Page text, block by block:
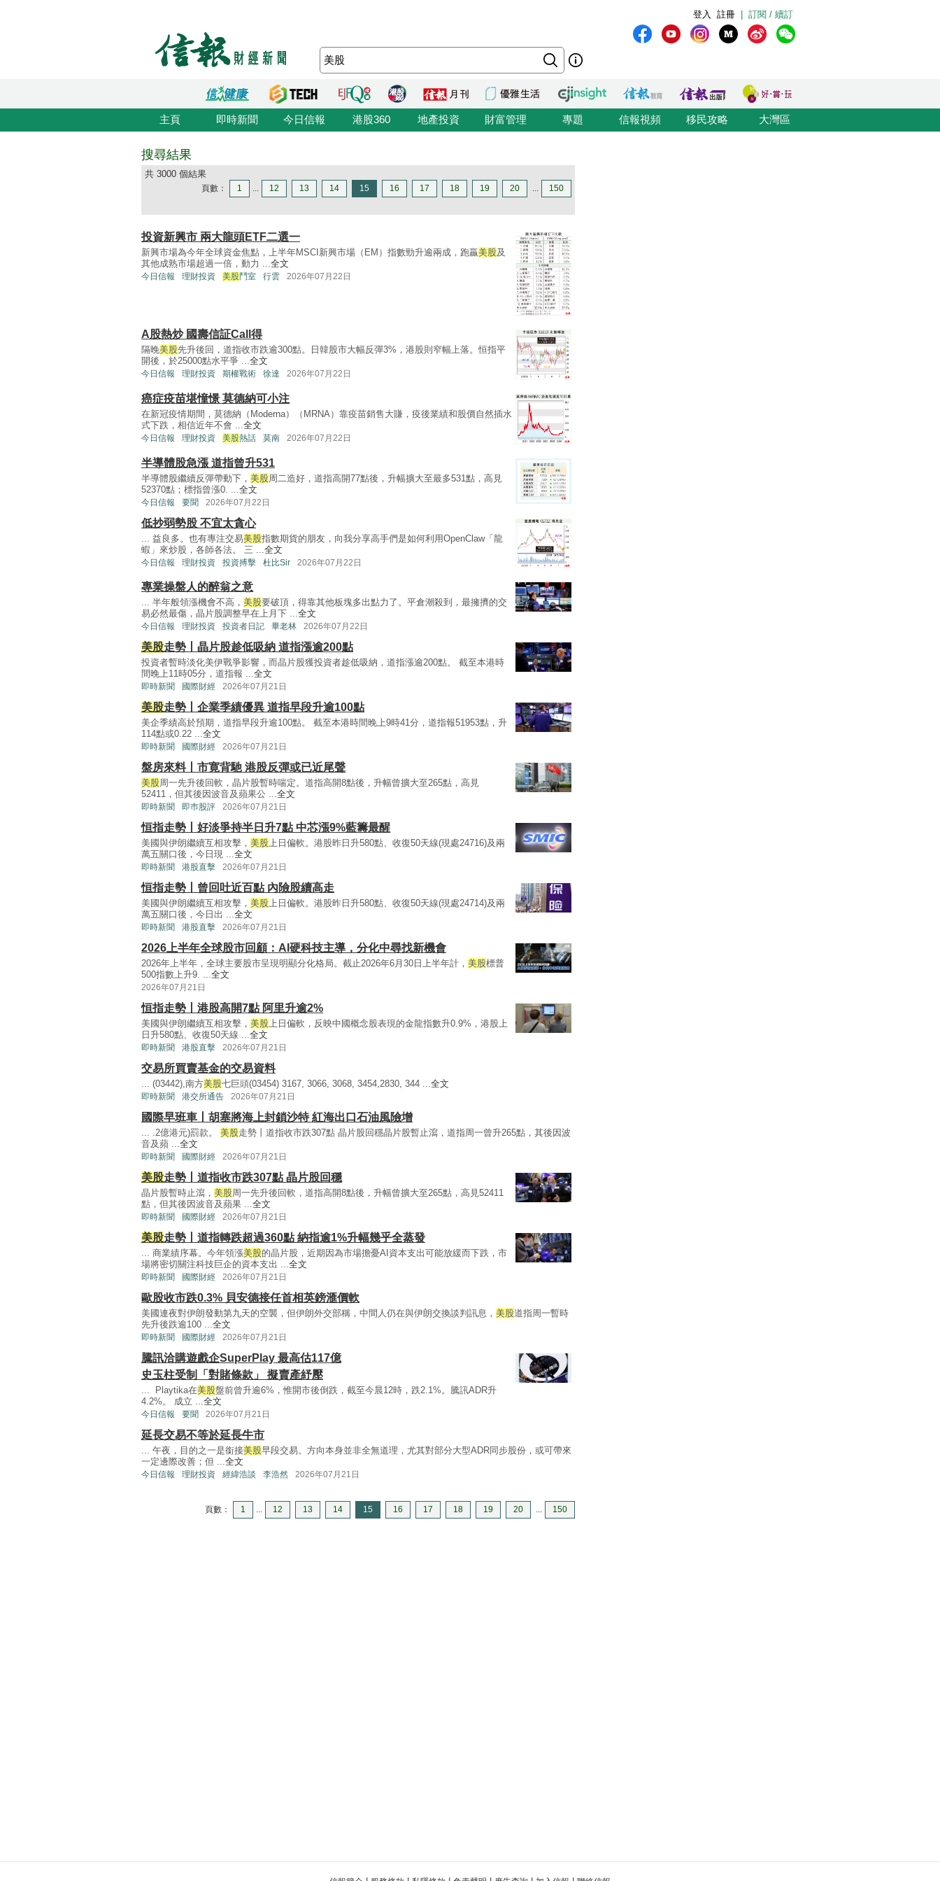
訂閱 / 續訂
註冊
登入
主頁 即時新聞 今日信報 港股360 地產投資 財富管理 專題 信報視頻 移民攻略 大灣區
搜尋結果
共 3000 個結果
頁數： 1 ... 12 13 14 15 16 17 18 19 20 ... 150
投資新興市 兩大龍頭ETF二選一
新興市場為今年全球資金焦點，上半年MSCI新興市場（EM）指數勁升逾兩成，跑贏美股及
其他成熟市場超過一倍，動力 ...全文
今日信報 理財投資 美股鬥室 行雲 2026年07月22日
A股熱炒 國壽信証Call得
隔晚美股先升後回，道指收市跌逾300點。日韓股市大幅反彈3%，港股則窄幅上落。恒指平
開後，於25000點水平爭 ...全文
今日信報 理財投資 期權戰術 徐達 2026年07月22日
癌症疫苗堪憧憬 莫德納可小注
在新冠疫情期間，莫德納（Moderna）（MRNA）靠疫苗銷售大賺，疫後業績和股價自然插水
式下跌，相信近年不會 ...全文
今日信報 理財投資 美股熱話 莫南 2026年07月22日
半導體股急漲 道指曾升531
半導體股繼續反彈帶動下， 美股 周二造好，道指高開77點後，升幅擴大至最多531點，高見
52370點；標指曾漲0. ... 全文
今日信報 要聞 2026年07月22日
低抄弱勢股 不宜太貪心
... 益良多。也有專注交易美股指數期貨的朋友，向我分享高手們是如何利用OpenClaw「龍
蝦」來炒股，各師各法。 三 ... 全文
今日信報 理財投資 投資搏擊 杜比Sir 2026年07月22日
專業操盤人的醉翁之意
... 半年般領漲機會不高， 美股要破頂，得靠其他板塊多出點力了。平倉潮殺到，最擁擠的交
易必然最傷，晶片股調整早在上月下 ...全文
今日信報 理財投資 投資者日記 畢老林 2026年07月22日
美股走勢丨晶片股趁低吸納 道指漲逾200點
投資者暫時淡化美伊戰爭影響，而晶片股獲投資者趁低吸納，道指漲逾200點。 截至本港時
間晚上11時05分，道指報 ...全文
即時新聞 國際財經 2026年07月21日
美股走勢丨企業季績優異 道指早段升逾100點
美企季績高於預期，道指早段升逾100點。 截至本港時間晚上9時41分，道指報51953點，升
114點或0.22 ...全文
即時新聞 國際財經 2026年07月21日
盤房來料丨市寛背馳 港股反彈或已近尾聲
美股周一先升後回軟，晶片股暫時喘定。道指高開8點後，升幅曾擴大至265點，高見
52411，但其後因波音及蘋果公 ...全文
即時新聞 即巿股評 2026年07月21日
恒指走勢丨好淡爭持半日升7點 中芯漲9%藍籌最醒
美國與伊朗繼續互相攻擊， 美股上日偏軟。港股昨日升580點、收復50天線(現處24716)及兩
萬五關口後，今日現 ...全文
即時新聞 港股直擊 2026年07月21日
恒指走勢丨曾回吐近百點 內險股續高走
美國與伊朗繼續互相攻擊， 美股上日偏軟。港股昨日升580點、收復50天線(現處24714)及兩
萬五關口後，今日出 ...全文
即時新聞 港股直擊 2026年07月21日
2026上半年全球股市回顧：AI硬科技主導，分化中尋找新機會
2026年上半年，全球主要股市呈現明顯分化格局。截止2026年6月30日上半年計， 美股標普
500指數上升9. ...全文
2026年07月21日
恒指走勢丨港股高開7點 阿里升逾2%
美國與伊朗繼續互相攻擊， 美股上日偏軟，反映中國概念股表現的金龍指數升0.9%，港股上
日升580點、收復50天線 ...全文
即時新聞 港股直擊 2026年07月21日
交易所買賣基金的交易資料
... (03442),南方美股七巨頭(03454) 3167, 3066, 3068, 3454,2830, 344 ...全文
即時新聞 港交所通告 2026年07月21日
國際早班車丨胡塞將海上封鎖沙特 紅海出口石油風險增
... .2億港元)罰款。 美股走勢丨道指收市跌307點 晶片股回穩晶片股暫止瀉，道指周一曾升265點，其後因波
音及蘋 ...全文
即時新聞 國際財經 2026年07月21日
美股走勢丨道指收市跌307點 晶片股回穩
晶片股暫時止瀉， 美股周一先升後回軟，道指高開8點後，升幅曾擴大至265點，高見52411
點，但其後因波音及蘋果 ...全文
即時新聞 國際財經 2026年07月21日
美股走勢丨道指轉跌超過360點 納指逾1%升幅幾乎全蒸發
... 商業績序幕。今年領漲美股的晶片股，近期因為市場擔憂AI資本支出可能放緩而下跌，市
場將密切關注科技巨企的資本支出 ...全文
即時新聞 國際財經 2026年07月21日
歐股收市跌0.3% 貝安德接任首相英鎊滙價軟
美國連夜對伊朗發動第九天的空襲，但伊朗外交部稱，中間人仍在與伊朗交換談判訊息， 美股道指周一暫時
先升後跌逾100 ...全文
即時新聞 國際財經 2026年07月21日
騰訊洽購遊戲企SuperPlay 最高估117億
史玉柱受制「對賭條款」 擬賣產紓壓
... Playtika在美股盤前曾升逾6%，惟開市後倒跌，截至今晨12時，跌2.1%。騰訊ADR升
4.2%。 成立 ...全文
今日信報 要聞 2026年07月21日
延長交易不等於延長牛市
... 午夜，目的之一是銜接美股早段交易。方向本身並非全無道理，尤其對部分大型ADR同步股份，或可帶來
一定邊際改善；但 ...全文
今日信報 理財投資 經緯浩談 李浩然 2026年07月21日
頁數： 1 ... 12 13 14 15 16 17 18 19 20 ... 150